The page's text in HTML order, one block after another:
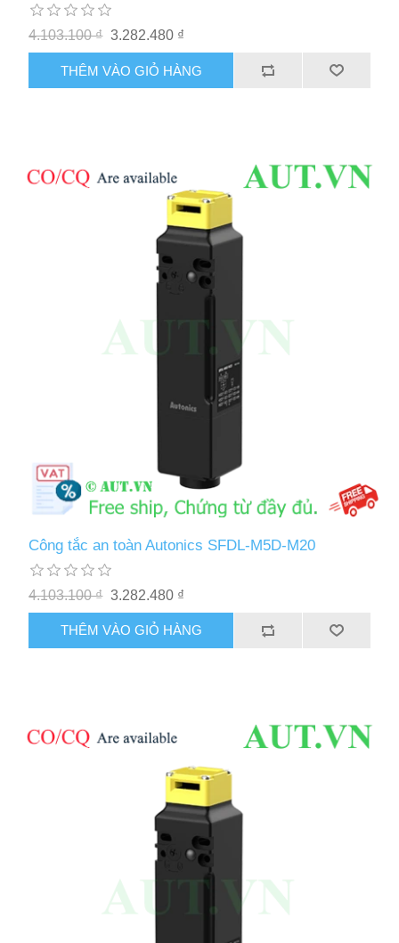
4.103.100 ₫ 3.282.480 ₫
THÊM VÀO GIỎ HÀNG
Công tắc an toàn Autonics SFDL-M5D-M20
4.103.100 ₫ 3.282.480 ₫
THÊM VÀO GIỎ HÀNG